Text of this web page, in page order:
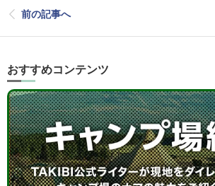
前の記事へ
おすすめコンテンツ